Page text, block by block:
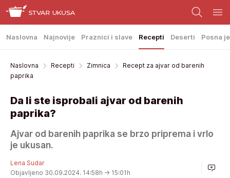
Naslovna Najnovije Praznici i slave Recepti Deserti Posna
Naslovna Recepti Zimnica
Recept za ajvar od barenih
paprika
Da li ste isprobali ajvar od barenih
paprika?
Ajvar od barenih paprika se brzo priprema i vrlo
je ukusan.
Lena Sudar
Objavljeno 30.09.2024. 14:58h → 15:01h